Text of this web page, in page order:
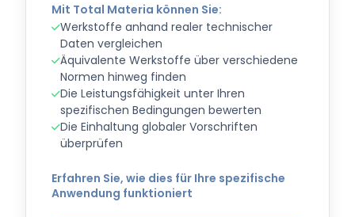
Mit Total Materia können Sie:
Werkstoffe anhand realer technischer
Daten vergleichen
Äquivalente Werkstoffe über verschiedene
Normen hinweg finden
Die Leistungsfähigkeit unter Ihren
spezifischen Bedingungen bewerten
Die Einhaltung globaler Vorschriften
überprüfen
Erfahren Sie, wie dies für Ihre spezifische
Anwendung funktioniert